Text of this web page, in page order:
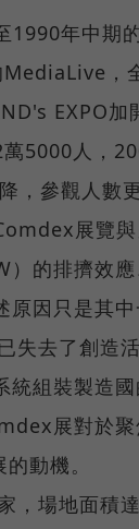
1990年中
，
EXPO加
5000人，
，參觀人數
展覽
的排擠效
因只是其
失去了創造
組裝製造
展對於聚
動機。
，場地面積